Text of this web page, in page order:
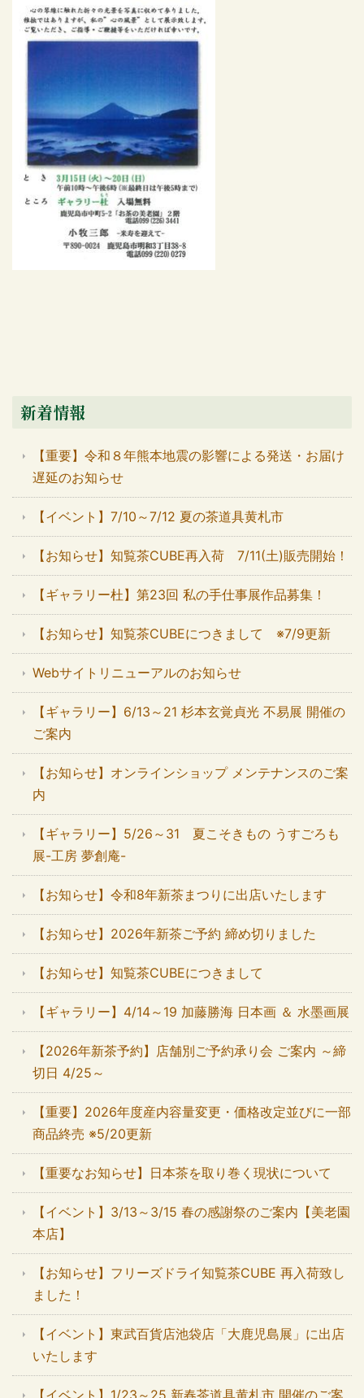
新着情報
【重要】令和８年熊本地震の影響による発送・お届け
遅延のお知らせ
【イベント】7/10～7/12 夏の茶道具黄札市
【お知らせ】知覧茶CUBE再入荷 7/11(土)販売開始！
【ギャラリー杜】第23回 私の手仕事展作品募集！
【お知らせ】知覧茶CUBEにつきまして ※7/9更新
Webサイトリニューアルのお知らせ
【ギャラリー】6/13～21 杉本玄覚貞光 不易展 開催の
ご案内
【お知らせ】オンラインショップ メンテナンスのご案
内
【ギャラリー】5/26～31 夏こそきもの うすごろも
展-工房 夢創庵-
【お知らせ】令和8年新茶まつりに出店いたします
【お知らせ】2026年新茶ご予約 締め切りました
【お知らせ】知覧茶CUBEにつきまして
【ギャラリー】4/14～19 加藤勝海 日本画 ＆ 水墨画展
【2026年新茶予約】店舗別ご予約承り会 ご案内 ～締
切日 4/25～
【重要】2026年度産内容量変更・価格改定並びに一部
商品終売 ※5/20更新
【重要なお知らせ】日本茶を取り巻く現状について
【イベント】3/13～3/15 春の感謝祭のご案内【美老園
本店】
【お知らせ】フリーズドライ知覧茶CUBE 再入荷致し
ました！
【イベント】東武百貨店池袋店「大鹿児島展」に出店
いたします